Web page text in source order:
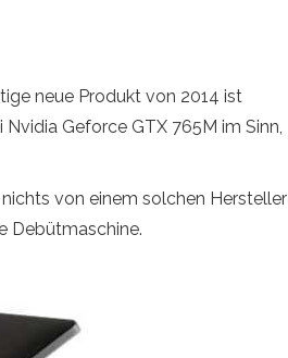
neue Produkt von 2014 ist
Geforce GTX 765M im Sinn,
von einem solchen Hersteller
Debütmaschine.